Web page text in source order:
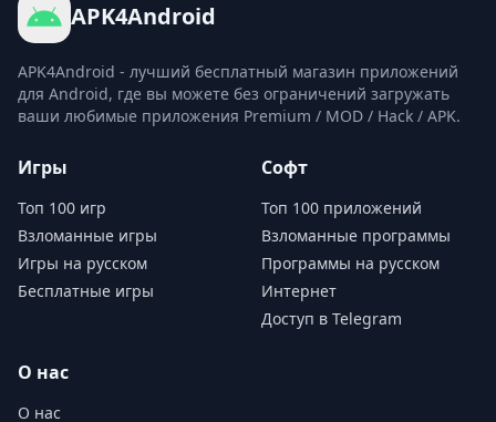
APK4Android
APK4Android - лучший бесплатный магазин приложений
для Android, где вы можете без ограничений загружать
ваши любимые приложения Premium / MOD / Hack / APK.
Игры
Топ 100 игр
Взломанные игры
Игры на русском
Бесплатные игры
Софт
Топ 100 приложений
Взломанные программы
Программы на русском
Интернет
Доступ в Telegram
О нас
О нас